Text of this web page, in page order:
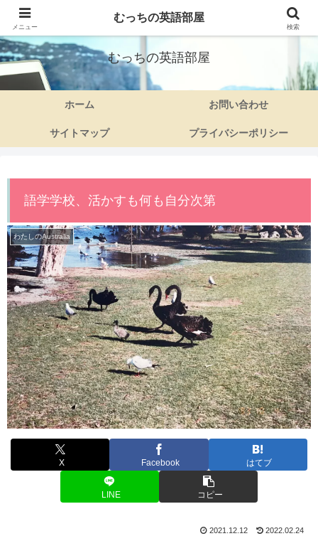
50代ママさんの英語旅
むっちの英語部屋
ホーム お問い合わせ
サイトマップ プライバシーポリシー
語学学校、活かすも何も自分次第
わたしのAustralia
X Facebook はてブ
LINE コピー
2021.12.12 2022.02.24
メニュー
むっちの英語部屋
検索